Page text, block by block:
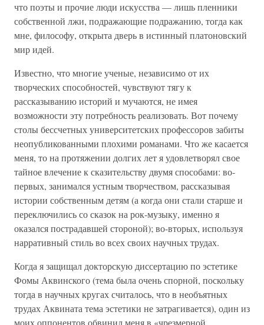
что поэты и прочие люди искусства — лишь пленники
собственной лжи, подражающие подражанию, тогда как
мне, философу, открыта дверь в истинный платоновский
мир идей.
Известно, что многие ученые, независимо от их
творческих способностей, чувствуют тягу к
рассказыванию историй и мучаются, не имея
возможности эту потребность реализовать. Вот почему
столы бессчетных университетских профессоров забиты
неопубликованными плохими романами. Что же касается
меня, то на протяжении долгих лет я удовлетворял свое
тайное влечение к сказительству двумя способами: во-
первых, занимался устным творчеством, рассказывая
истории собственным детям (а когда они стали старше и
переключились со сказок на рок-музыку, именно я
оказался пострадавшей стороной); во-вторых, используя
нарративный стиль во всех своих научных трудах.
Когда я защищал докторскую диссертацию по эстетике
Фомы Аквинского (тема была очень спорной, поскольку
тогда в научных кругах считалось, что в необъятных
трудах Аквината тема эстетики не затрагивается), один из
моих оппонентов обвинил меня в «чрезмерной